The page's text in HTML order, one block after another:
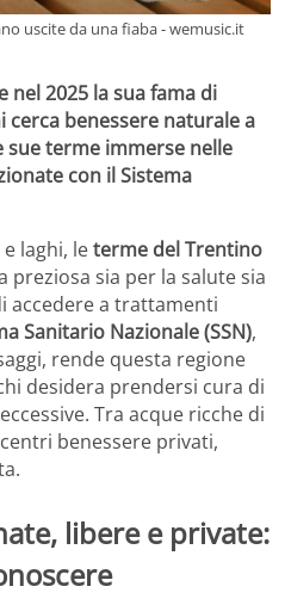
uscite da una fiaba - wemusic.it
nel 2025 la sua fama di
cerca benessere naturale a
sue terme immerse nelle
con il Sistema
laghi, leterme del Trentino
sia per la salute sia
accedere a trattamenti
Sanitario Nazionale (SSN),
rende questa regione
desidera prendersi cura di
Tra acque ricche di
benessere privati,
libere e private: